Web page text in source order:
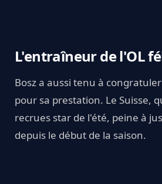
L'entraîneur de l'OL
Bosz a aussi tenu à
pour sa prestation. Le Suisse,
recrues star de l'été, peine à
depuis le début de la saison.